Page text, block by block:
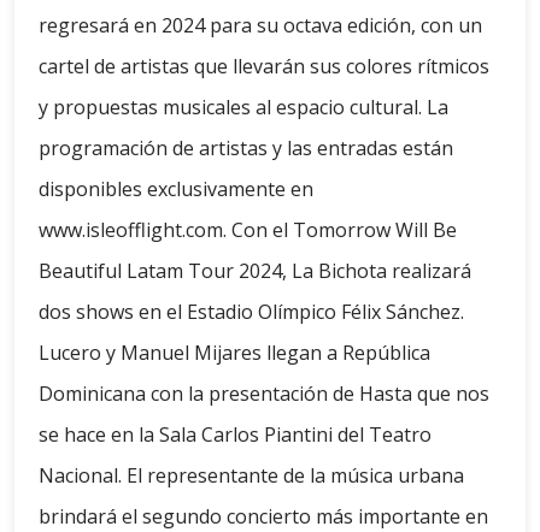
regresará en 2024 para su octava edición, con un
cartel de artistas que llevarán sus colores rítmicos
y propuestas musicales al espacio cultural. La
programación de artistas y las entradas están
disponibles exclusivamente en
www.isleofflight.com. Con el Tomorrow Will Be
Beautiful Latam Tour 2024, La Bichota realizará
dos shows en el Estadio Olímpico Félix Sánchez.
Lucero y Manuel Mijares llegan a República
Dominicana con la presentación de Hasta que nos
se hace en la Sala Carlos Piantini del Teatro
Nacional. El representante de la música urbana
brindará el segundo concierto más importante en